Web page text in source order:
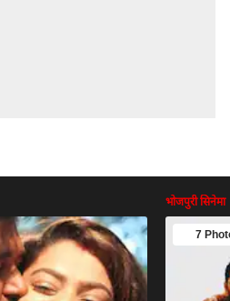
भोजपुरी सिनेमा
7